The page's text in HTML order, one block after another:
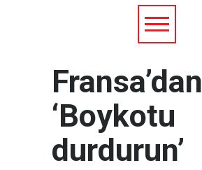
Fransa’dan
‘Boykotu
durdurun’